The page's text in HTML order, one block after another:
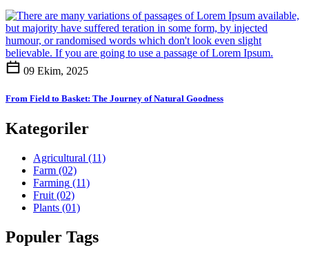
09 Ekim, 2025
From Field to Basket: The Journey of Natural Goodness
Kategoriler
Agricultural (11)
Farm (02)
Farming (11)
Fruit (02)
Plants (01)
Populer Tags